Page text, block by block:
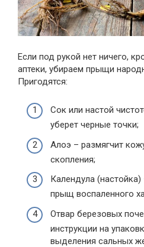
Если под рукой нет ничего,
аптеки, убираем прыщи
Пригодятся:
Сок или настой
уберет черные точки;
Алоэ – размягчит
скопления;
Календула
прыщ воспаленного
Отвар березовых
инструкции на
выделения сальных